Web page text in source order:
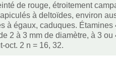
de rouge, étroitement
à deltoïdes, environ
à égaux, caduques.
2 à 3 mm de diamètre, à 3
oct. 2 n = 16, 32.